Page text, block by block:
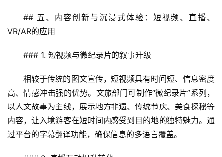
景
区
二
消
## 五、内容创新与沉浸式体验：短视频、直播、
VR/AR的应用
### 1. 短视频与微纪录片的叙事升级
相较于传统的图文宣传，短视频具有时间短、信息密度
高、情感冲击强的优势。文旅部门可制作“微纪录片”系列，
以人文故事为主线，展示地方非遗、传统节庆、美食探秘等
内容，让入境游客在短时间内感受到目的地的独特魅力。通
过平台的字幕翻译功能，确保信息的多语言覆盖。